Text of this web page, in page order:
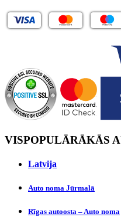
VISPOPULĀRĀKĀS
Latvijа
Auto noma Jūrmalā
Rīgas autoosta – Auto noma